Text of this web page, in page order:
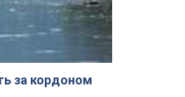
за кордоном